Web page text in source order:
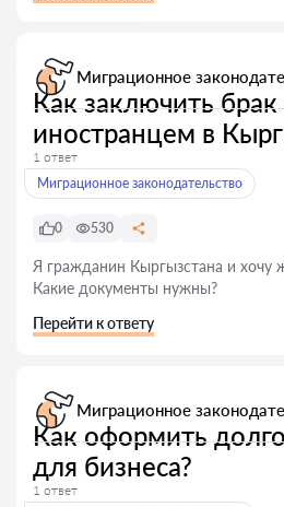
Миграционное
Как заключить брак
иностранцем в
1 ответ
Миграционное законодательство
0 530
Я гражданин Кыргызстана и хочу
Какие документы нужны?
Перейти к ответу
Миграционное
Как оформить
для бизнеса?
1 ответ